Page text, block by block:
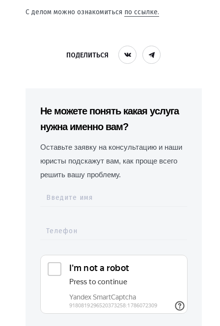
С делом можно ознакомиться по ссылке.
ПОДЕЛИТЬСЯ
Не можете понять какая услуга
нужна именно вам?
Оставьте заявку на консультацию и наши
юристы подскажут вам, как проще всего
решить вашу проблему.
Введите имя
Телефон